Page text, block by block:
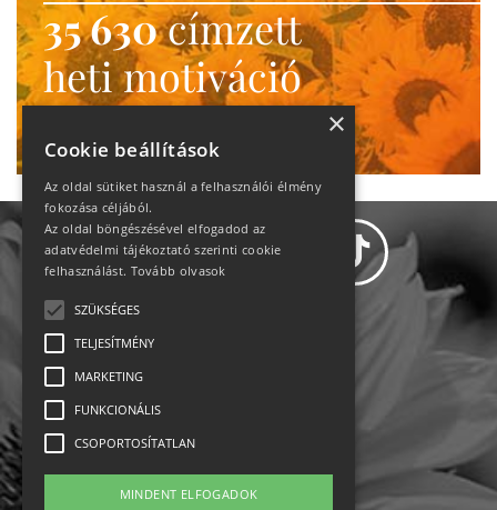
35 630címzett
heti motiváció
Ne maradj le!
Impresszum-kapcsolat
Jogi nyilatkozat
×
Cookie beállítások
Az oldal sütiket használ a felhasználói élmény
fokozása céljából.
Az oldal böngészésével elfogadod az
adatvédelmi tájékoztató szerinti cookie
felhasználást. Tovább olvasok
SZÜKSÉGES
TELJESÍTMÉNY
MARKETING
FUNKCIONÁLIS
CSOPORTOSÍTATLAN
MINDENT ELFOGADOK